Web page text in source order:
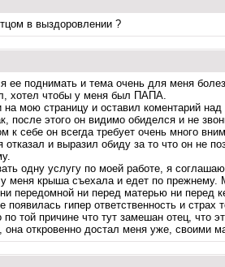
в выздоровлении ?
поднимать и тема очень для меня
хотел чтобы у меня был ПАПА.
на мою страницу и оставил коментарий
после этого он видимо обиделся и не
к себе он всегда требует очень много
и выразил обиду за то что он не
одну услугу по моей работе, я
меня крыша съехала и едет по
передомной ни перед матерью ни перед
гипер ответственность и
той причине что тут замешан отец, что
она откровенно достал меня уже, своими